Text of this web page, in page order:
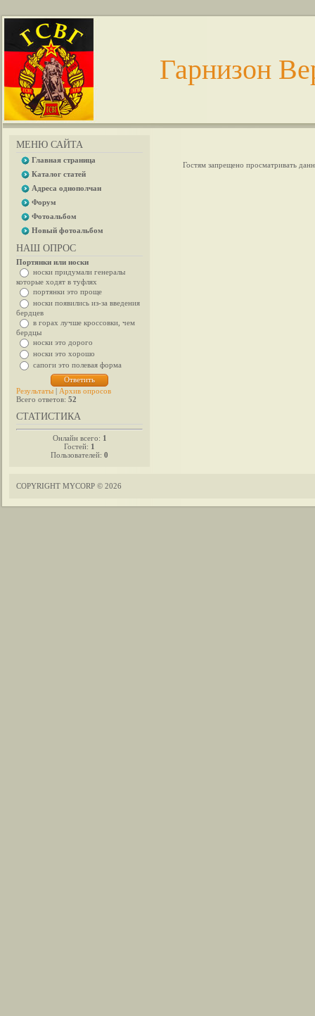
Гарнизон
МЕНЮ САЙТА
Главная страница
Каталог статей
Адреса однополчан
Форум
Фотоальбом
Новый фотоальбом
НАШ ОПРОС
Портянки или носки
носки придумали генералы
которые ходят в туфлях
портянки это проще
носки появились из-за введения
бердцев
в горах лучше кроссовки, чем
бердцы
носки это дорого
носки это хорошо
сапоги это полевая форма
Результаты | Архив опросов
Всего ответов: 52
СТАТИСТИКА
Онлайн всего: 1
Гостей: 1
Пользователей: 0
Гостям запрещено просматривать
COPYRIGHT MYCORP © 2026